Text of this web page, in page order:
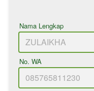
Nama Lengkap
No. WA